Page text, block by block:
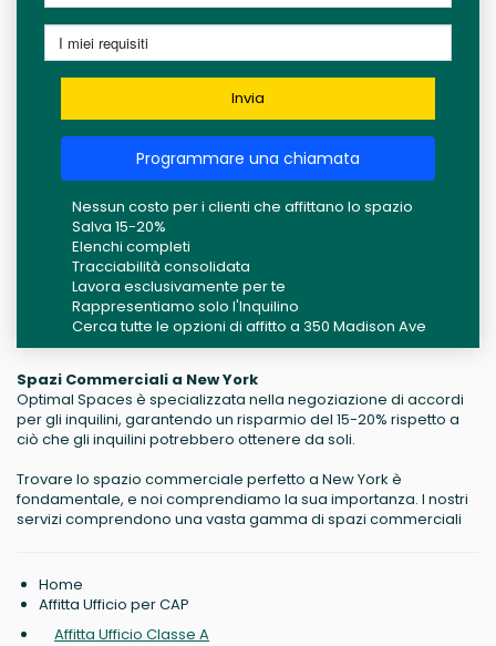
Invia
Programmare una chiamata
Nessun costo per i clienti che affittano lo spazio
Salva 15-20%
Elenchi completi
Tracciabilità consolidata
Lavora esclusivamente per te
Rappresentiamo solo l'Inquilino
Cerca tutte le opzioni di affitto a 350 Madison Ave
Spazi Commerciali a New York
Optimal Spaces è specializzata nella negoziazione di accordi
per gli inquilini, garantendo un risparmio del 15-20% rispetto a
ciò che gli inquilini potrebbero ottenere da soli.
Trovare lo spazio commerciale perfetto a New York è
fondamentale, e noi comprendiamo la sua importanza. I nostri
servizi comprendono una vasta gamma di spazi commerciali
Home
Affitta Ufficio per CAP
Affitta Ufficio Classe A